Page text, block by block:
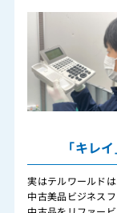
「キレ
実はテルワールド
中古美品ビジネスフ